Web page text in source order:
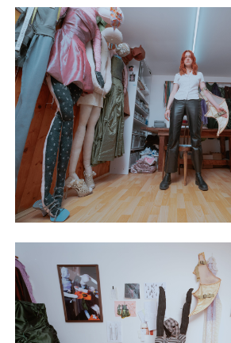
Violetta Ehnsperg (Homestory)
Biennale Matter of Art 2022
Claudia Bosse (Interview)
Die Anderen — Klaus Karlbauer
Electric Indigo (Homestory)
Rojin Sharafi (Interview)
Lisa Sifkovits (Homestory)
Dishes (Interview)
Karin Pliem (Homestory)
Lukas Gschwandtner (Homestory)
sitting on {..} — Maximiliane Leni
Out of the Box — Gordon Matta-